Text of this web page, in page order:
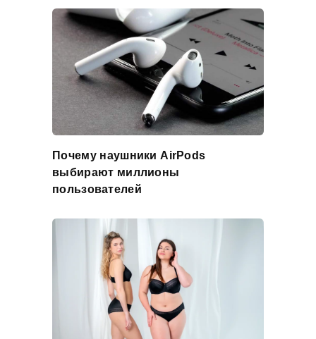
Почему наушники AirPods
выбирают миллионы
пользователей